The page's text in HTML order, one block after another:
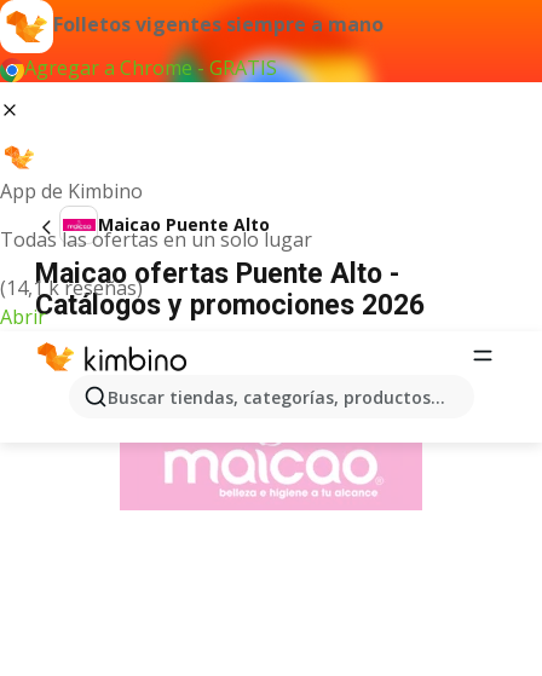
Folletos vigentes siempre a mano
Agregar a Chrome - GRATIS
App de Kimbino
Todas las ofertas en un solo lugar
(14,1 k reseñas)
Abrir
Buscar tiendas, categorías, productos...
Maicao Puente Alto
Maicao ofertas Puente Alto -
Catálogos y promociones 2026